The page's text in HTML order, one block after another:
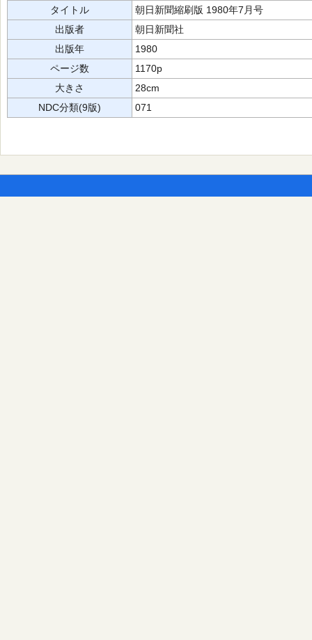
タイトル
朝日新聞縮刷版 1980年7月号
出版者
朝日新聞社
出版年
1980
ページ数
1170p
大きさ
28cm
NDC分類(9版)
071